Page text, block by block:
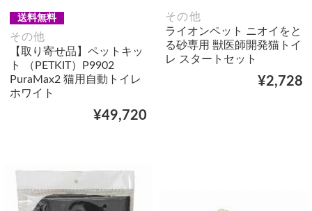
送料無料
その他
【取り寄せ品】ペットキッ
ト （PETKIT）P9902
PuraMax2 猫用自動トイレ
ホワイト
¥49,720
その他
ライオンペット ニオイをと
る砂専用 獣医師開発猫トイ
レ スタートセット
¥2,728